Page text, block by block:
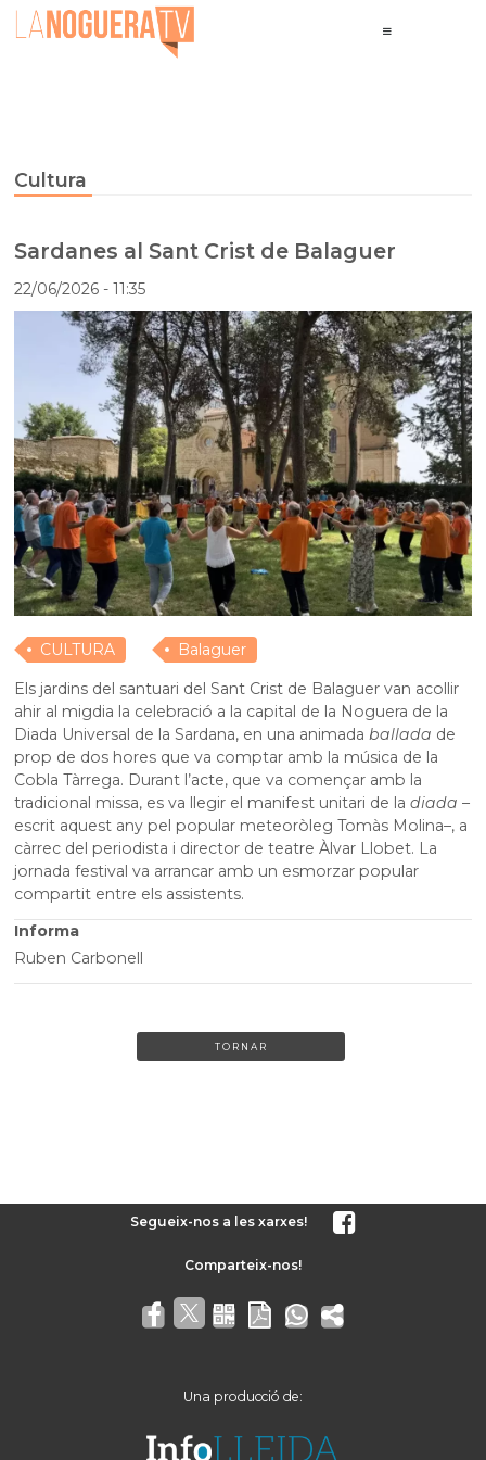
Cultura
Sardanes al Sant Crist de Balaguer
22/06/2026- 11:35
CULTURA
Balaguer
Els jardins del santuari del Sant Crist de Balaguer van acollir
ahir al migdia la celebració a la capital de la Noguera de la
Diada Universal de la Sardana, en una animadaballada de
prop de dos hores que va comptar amb la música de la
Cobla Tàrrega. Durant l’acte, que va començar amb la
tradicional missa, es va llegir el manifest unitari de ladiada –
escrit aquest any pel popular meteoròleg Tomàs Molina–, a
càrrec del periodista i director de teatre Àlvar Llobet. La
jornada festival va arrancar amb un esmorzar popular
compartit entre els assistents.
Informa
Ruben Carbonell
TORNAR
Segueix-nos a les xarxes!
Una producció de: